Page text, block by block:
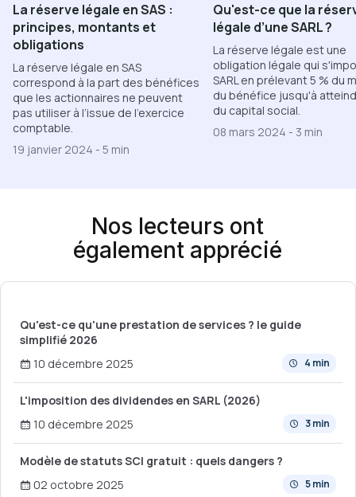
La réserve légale en SAS :
principes, montants et
obligations
La réserve légale en SAS
correspond à la part des bénéfices
que les actionnaires ne peuvent
pas utiliser à l’issue de l’exercice
comptable.
19 janvier 2024 - 5 min
Qu'est-ce que la
légale d’une SARL ?
La réserve légale est une
obligation légale qui
SARL en prélevant 5 % du
du bénéfice jusqu'à
du capital social.
08 mars 2024 - 3 min
Nos lecteurs ont
également apprécié
Qu'est-ce qu'une prestation de services ? le guide
simplifié 2026
4 min
10 décembre 2025
L'imposition des dividendes en SARL (2026)
3 min
10 décembre 2025
Modèle de statuts SCI gratuit : quels dangers ?
5 min
02 octobre 2025